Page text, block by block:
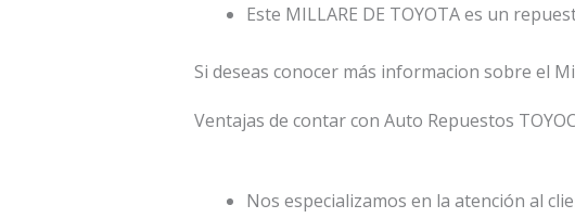
Este MILLARE DE TOYOTA es un
Si deseas conocer más informacion sobre el
Ventajas de contar con Auto Repuestos
Nos especializamos en la atención al